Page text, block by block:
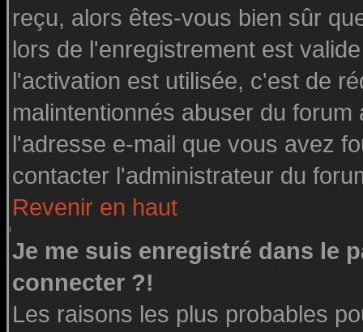
reçu, alors êtes-vous bien sûr
lors de l'enregistrement est
l'activation est utilisée, c'est de
malintentionnés abuser du
l'adresse e-mail que vous avez
contacter l'administrateur du
Revenir en haut
Je me suis enregistré dans le
connecter ?!
Les raisons les plus probables